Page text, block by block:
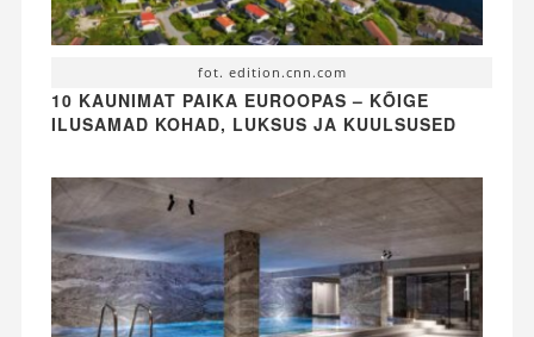
fot. edition.cnn.com
10 KAUNIMAT PAIKA EUROOPAS – KÕIGE
ILUSAMAD KOHAD, LUKSUS JA KUULSUSED